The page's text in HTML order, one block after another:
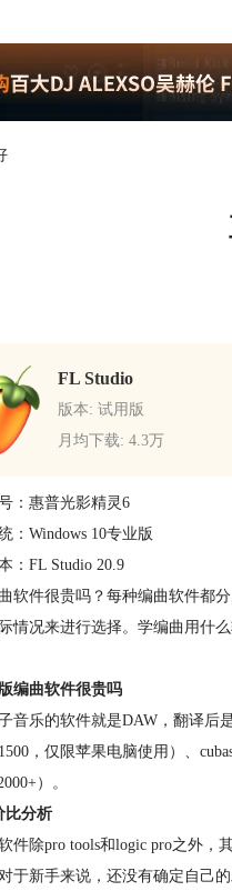
FL Studio
版本: 试用版
月均下载: 4.3万
：惠普光影精灵6
：Windows 10专业版
：FL Studio 20.9
软件很贵吗？每种编曲软件都
情况来进行选择。学编曲用什
编曲软件很贵吗
音乐的软件就是DAW，翻译后
，仅限苹果电脑使用）、
）。
比分析
件除pro tools和logic pro之外，
于新手来说，还没有确定自己